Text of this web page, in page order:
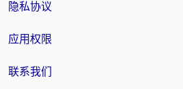
隐私协议
应用权限
联系我们